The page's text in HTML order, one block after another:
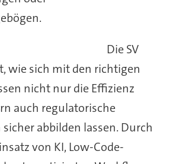
Die SV
wie sich mit den richtigen
nicht nur die Effizienz
auch regulatorische
abbilden lassen. Durch
von KI, Low-Code-